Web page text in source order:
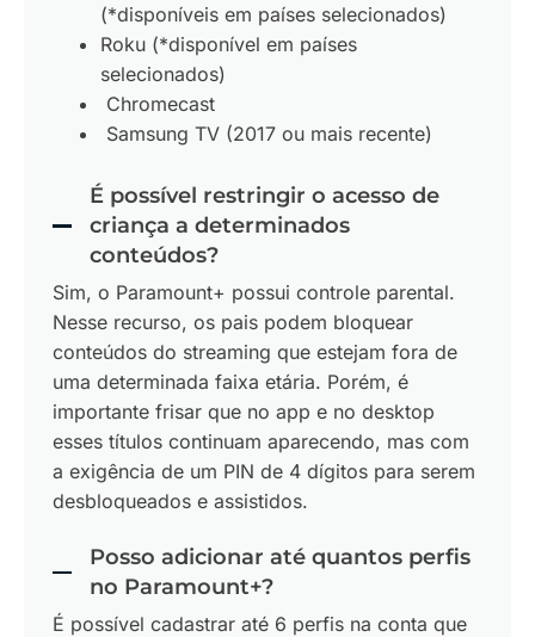
(*disponíveis em países selecionados)
Roku (*disponível em países
selecionados)
Chromecast
Samsung TV (2017 ou mais recente)
É possível restringir o acesso de
criança a determinados
conteúdos?
Sim, o Paramount+ possui controle parental.
Nesse recurso, os pais podem bloquear
conteúdos do streaming que estejam fora de
uma determinada faixa etária. Porém, é
importante frisar que no app e no desktop
esses títulos continuam aparecendo, mas com
a exigência de um PIN de 4 dígitos para serem
desbloqueados e assistidos.
Posso adicionar até quantos perfis
no Paramount+?
É possível cadastrar até 6 perfis na conta que